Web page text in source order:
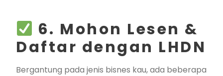
6. Mohon Lesen &
Daftar dengan LHDN
Bergantung pada jenis bisnes kau, ada beberapa